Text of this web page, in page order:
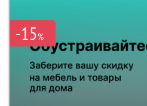
-15%